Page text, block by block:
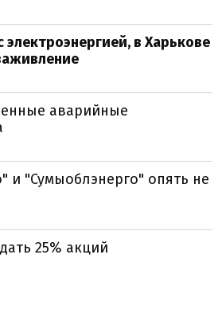
в Харькове
аварийные
и "Сумыоблэнерго" опять не
25% акций